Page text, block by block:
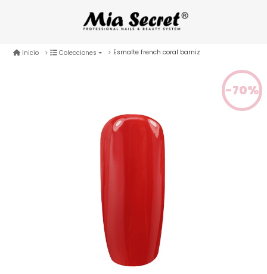
Inicio Colecciones Esmalte french coral barniz
-70%